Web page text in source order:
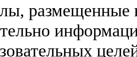
размещенные